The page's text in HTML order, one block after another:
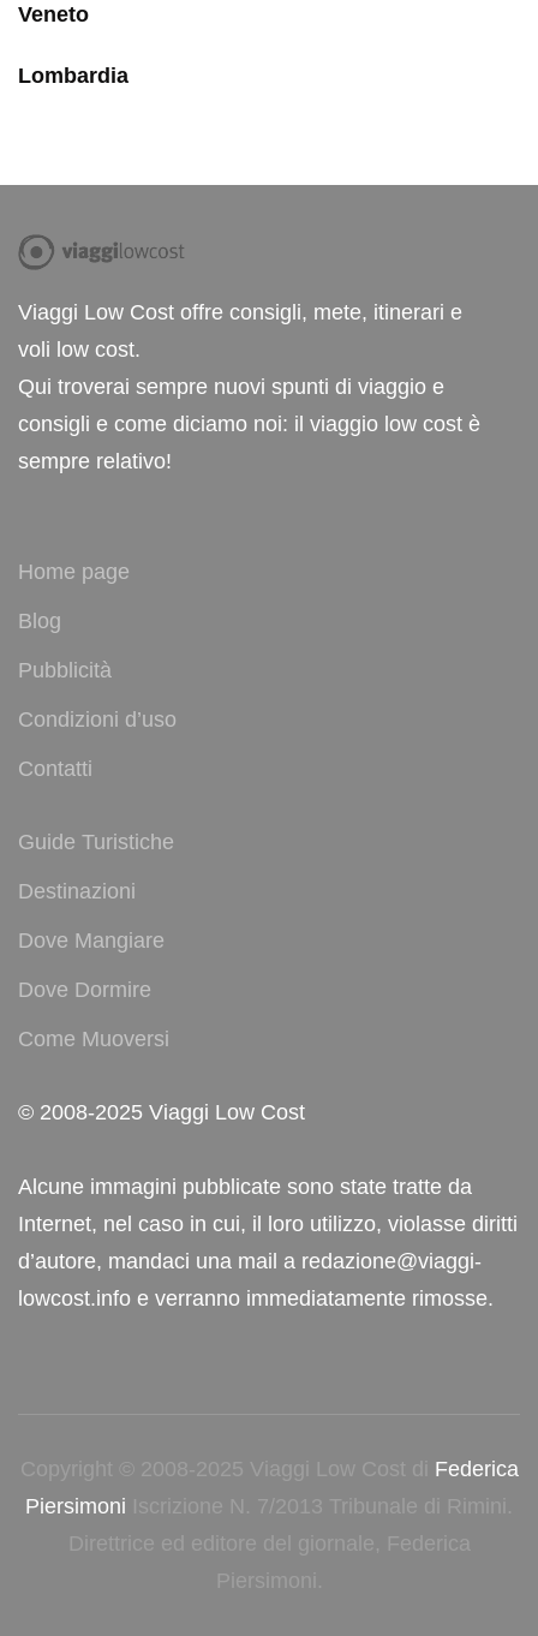
Veneto
Lombardia
Viaggi Low Cost offre consigli, mete, itinerari e
voli low cost.
Qui troverai sempre nuovi spunti di viaggio e
consigli e come diciamo noi: il viaggio low cost è
sempre relativo!
Home page
Blog
Pubblicità
Condizioni d’uso
Contatti
Guide Turistiche
Destinazioni
Dove Mangiare
Dove Dormire
Come Muoversi
© 2008-2025 Viaggi Low Cost
Alcune immagini pubblicate sono state tratte da
Internet, nel caso in cui, il loro utilizzo, violasse diritti
d’autore, mandaci una mail a redazione@viaggi-
lowcost.info e verranno immediatamente rimosse.
Copyright © 2008-2025 Viaggi Low Cost di Federica
Piersimoni Iscrizione N. 7/2013 Tribunale di Rimini.
Direttrice ed editore del giornale, Federica
Piersimoni.